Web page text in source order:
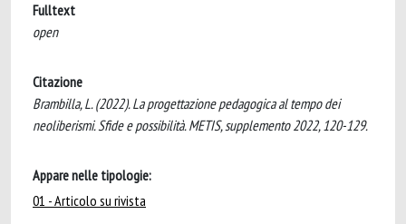
Fulltext
open
Citazione
Brambilla, L. (2022). La progettazione pedagogica al tempo dei
neoliberismi. Sfide e possibilità. METIS, supplemento 2022, 120-129.
Appare nelle tipologie:
01 - Articolo su rivista